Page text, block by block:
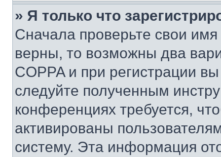
» Я только что
Сначала проверьте свои
верны, то возможны два
COPPA и при регистрации
следуйте полученным
конференциях требуется,
активированы
систему. Эта информация